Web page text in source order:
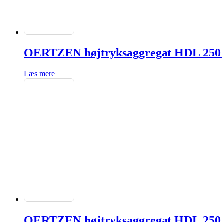
OERTZEN højtryksaggregat HDL
Læs mere